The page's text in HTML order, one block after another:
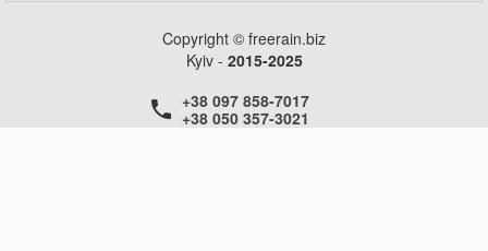
Copyright © freerain.biz
Kyiv - 2015-2025
+38 097 858-7017
+38 050 357-3021